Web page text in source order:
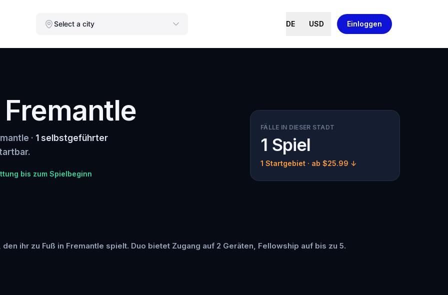
Select a city DE USD Einloggen
· 1 selbstgeführter
bis zum Spielbeginn
FÄLLE IN DIESER STADT
1 Spiel
1 Startgebiet · ab $25.99 ↓
ihr zu Fuß in Fremantle spielt. Duo bietet Zugang auf 2 Geräten, Fellowship auf bis zu 5.